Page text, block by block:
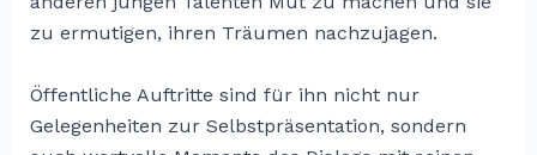
zu ermutigen, ihren Träumen nachzujagen.
Öffentliche Auftritte sind für ihn nicht nur
Gelegenheiten zur Selbstpräsentation, sondern